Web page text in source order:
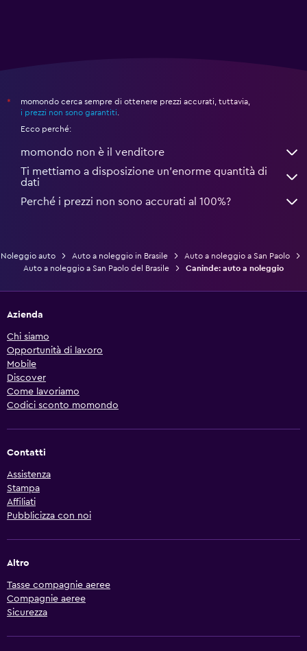
*
momondo cerca sempre di ottenere prezzi accurati, tuttavia,
i prezzi non sono garantiti.
Ecco perché:
momondo non è il venditore
Ti mettiamo a disposizione un’enorme quantità di
dati
Perché i prezzi non sono accurati al 100%?
Noleggio auto Auto a noleggio in Brasile
Auto a noleggio a San Paolo
Auto a noleggio a San Paolo del Brasile
Caninde: auto a noleggio
Azienda
Chi siamo
Opportunità di lavoro
Mobile
Discover
Come lavoriamo
Codici sconto momondo
Contatti
Assistenza
Stampa
Affiliati
Pubblicizza con noi
Altro
Tasse compagnie aeree
Compagnie aeree
Sicurezza